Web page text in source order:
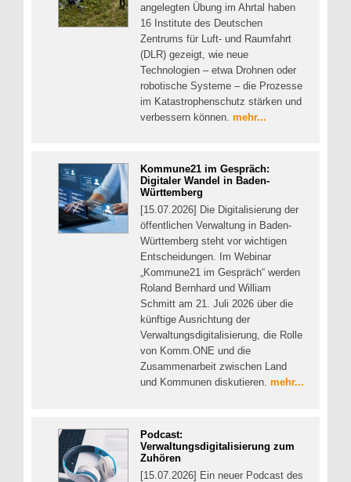
angelegten Übung im Ahrtal haben
16 Institute des Deutschen
Zentrums für Luft- und Raumfahrt
(DLR) gezeigt, wie neue
Technologien – etwa Drohnen oder
robotische Systeme – die Prozesse
im Katastrophenschutz stärken und
verbessern können. mehr...
Kommune21 im Gespräch:
Digitaler Wandel in Baden-
Württemberg
[15.07.2026] Die Digitalisierung der
öffentlichen Verwaltung in Baden-
Württemberg steht vor wichtigen
Entscheidungen. Im Webinar
„Kommune21 im Gespräch“ werden
Roland Bernhard und William
Schmitt am 21. Juli 2026 über die
künftige Ausrichtung der
Verwaltungsdigitalisierung, die Rolle
von Komm.ONE und die
Zusammenarbeit zwischen Land
und Kommunen diskutieren. mehr...
Podcast:
Verwaltungsdigitalisierung zum
Zuhören
[15.07.2026] Ein neuer Podcast des